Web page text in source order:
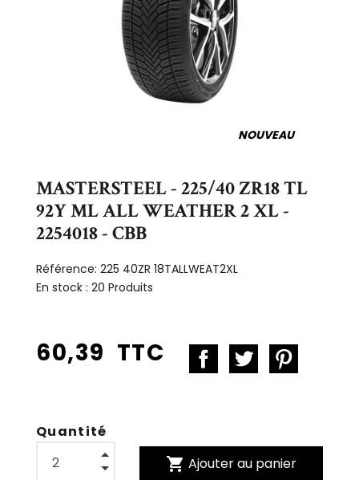
NOUVEAU
MASTERSTEEL - 225/40 ZR18 TL
92Y ML ALL WEATHER 2 XL -
2254018 - CBB
Référence: 225 40ZR 18TALLWEAT2XL
En stock : 20 Produits
60,39 TTC
Quantité
shopping_cart Ajouter au panier